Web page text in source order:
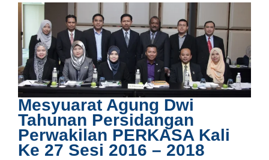
Mesyuarat Agung Dwi
Tahunan Persidangan
Perwakilan PERKASA Kali
Ke 27 Sesi 2016 – 2018